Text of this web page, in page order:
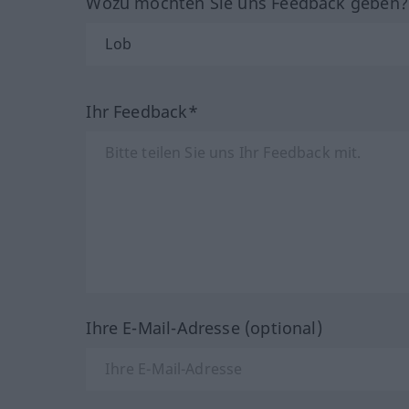
Ihr Feedback*
Ihre E-Mail-Adresse (optional)